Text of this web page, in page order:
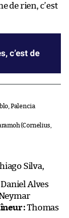
de rien, c’est
c’est de
Palencia
(Cornelius,
Silva,
Alves
:Thomas